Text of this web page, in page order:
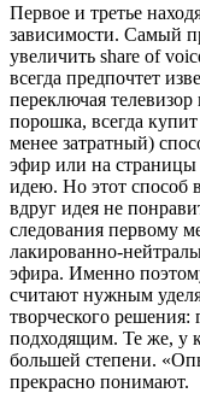
Первое и третье
зависимости. Самый
увеличить share of
всегда предпочтет
переключая
порошка, всегда
менее затратный)
эфир или на
идею. Но этот способ
вдруг идея не
следования первому
лакированно-
эфира. Именно
считают нужным
творческого
подходящим. Те же, у
большей степени.
прекрасно понимают.